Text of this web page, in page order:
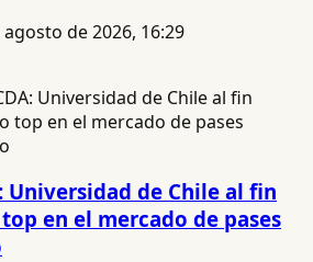
agosto de 2026, 16:29
Universidad de Chile al fin
en el mercado de pases